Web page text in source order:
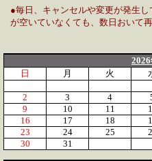
●毎日、キャンセルや変更が発生
が空いていなくても、数日おいて
2026
日
月 火
2
3 4
9
10 11
16
17 18
23
24 25
30
31